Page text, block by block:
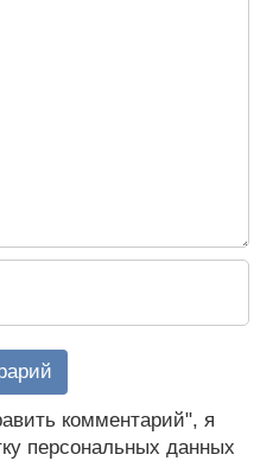
комментарий", я
персональных данных